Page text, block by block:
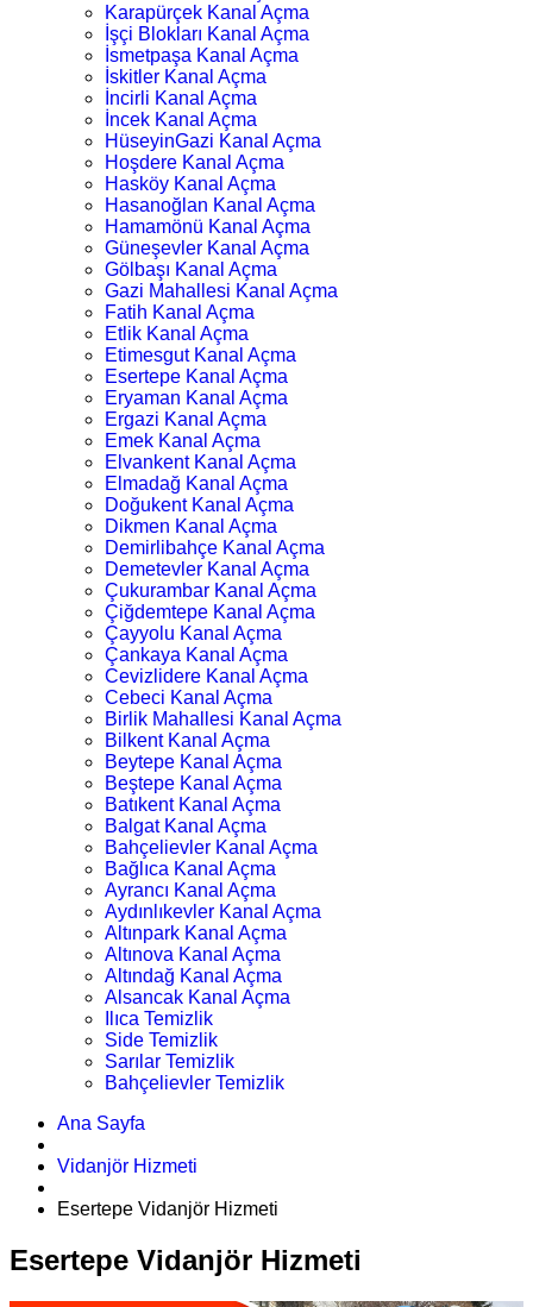
Karapürçek Kanal Açma
İşçi Blokları Kanal Açma
İsmetpaşa Kanal Açma
İskitler Kanal Açma
İncirli Kanal Açma
İncek Kanal Açma
HüseyinGazi Kanal Açma
Hoşdere Kanal Açma
Hasköy Kanal Açma
Hasanoğlan Kanal Açma
Hamamönü Kanal Açma
Güneşevler Kanal Açma
Gölbaşı Kanal Açma
Gazi Mahallesi Kanal Açma
Fatih Kanal Açma
Etlik Kanal Açma
Etimesgut Kanal Açma
Esertepe Kanal Açma
Eryaman Kanal Açma
Ergazi Kanal Açma
Emek Kanal Açma
Elvankent Kanal Açma
Elmadağ Kanal Açma
Doğukent Kanal Açma
Dikmen Kanal Açma
Demirlibahçe Kanal Açma
Demetevler Kanal Açma
Çukurambar Kanal Açma
Çiğdemtepe Kanal Açma
Çayyolu Kanal Açma
Çankaya Kanal Açma
Cevizlidere Kanal Açma
Cebeci Kanal Açma
Birlik Mahallesi Kanal Açma
Bilkent Kanal Açma
Beytepe Kanal Açma
Beştepe Kanal Açma
Batıkent Kanal Açma
Balgat Kanal Açma
Bahçelievler Kanal Açma
Bağlıca Kanal Açma
Ayrancı Kanal Açma
Aydınlıkevler Kanal Açma
Altınpark Kanal Açma
Altınova Kanal Açma
Altındağ Kanal Açma
Alsancak Kanal Açma
Ilıca Temizlik
Side Temizlik
Sarılar Temizlik
Bahçelievler Temizlik
Ana Sayfa
Vidanjör Hizmeti
Esertepe Vidanjör Hizmeti
Esertepe Vidanjör Hizmeti